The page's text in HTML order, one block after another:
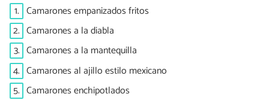
1. Camarones empanizados fritos
2. Camarones a la diabla
3. Camarones a la mantequilla
4. Camarones al ajillo estilo mexicano
5. Camarones enchipotlados